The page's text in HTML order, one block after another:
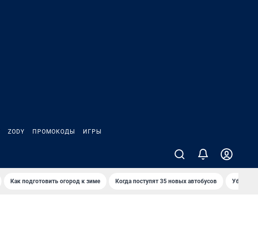
ZODY ПРОМОКОДЫ ИГРЫ
Как подготовить огород к зиме Когда поступят 35 новых автобусов Убийца